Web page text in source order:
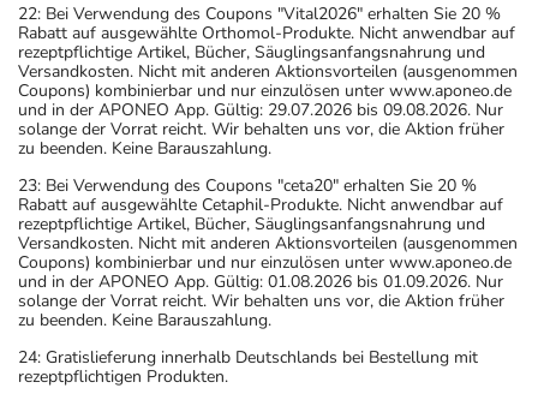
22: Bei Verwendung des Coupons "Vital2026" erhalten Sie 20 %
Rabatt auf ausgewählte Orthomol-Produkte. Nicht anwendbar auf
rezeptpflichtige Artikel, Bücher, Säuglingsanfangsnahrung und
Versandkosten. Nicht mit anderen Aktionsvorteilen (ausgenommen
Coupons) kombinierbar und nur einzulösen unter www.aponeo.de
und in der APONEO App. Gültig: 29.07.2026 bis 09.08.2026. Nur
solange der Vorrat reicht. Wir behalten uns vor, die Aktion früher
zu beenden. Keine Barauszahlung.
23: Bei Verwendung des Coupons "ceta20" erhalten Sie 20 %
Rabatt auf ausgewählte Cetaphil-Produkte. Nicht anwendbar auf
rezeptpflichtige Artikel, Bücher, Säuglingsanfangsnahrung und
Versandkosten. Nicht mit anderen Aktionsvorteilen (ausgenommen
Coupons) kombinierbar und nur einzulösen unter www.aponeo.de
und in der APONEO App. Gültig: 01.08.2026 bis 01.09.2026. Nur
solange der Vorrat reicht. Wir behalten uns vor, die Aktion früher
zu beenden. Keine Barauszahlung.
24: Gratislieferung innerhalb Deutschlands bei Bestellung mit
rezeptpflichtigen Produkten.